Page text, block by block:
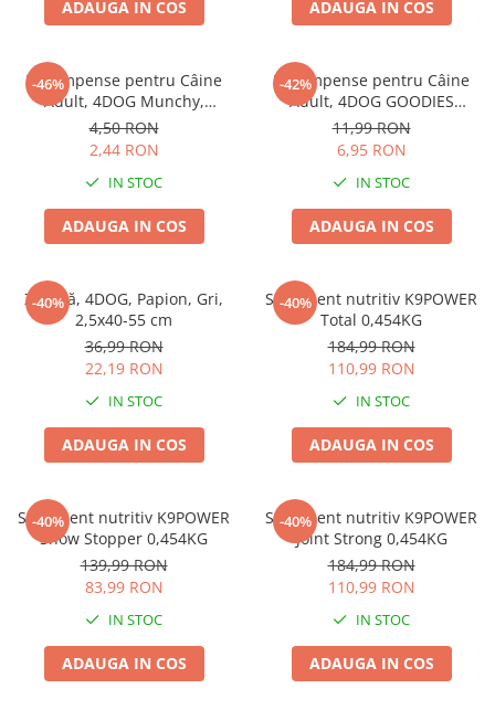
Pernuțe
Proteice
Umede
Îngrijire Pisici
Așternut Igienic Pisici
Igienă Pisici
Antiparazitare Pisici
Vitamine Pisici
Accesorii Pisici
Culcușuri & Saltele Pisici
Ansambluri Pisici
Castroane & Adapatori Pisici
Cuști & Genți Pisici
Litiere Pisici
Zgărzi & Hamuri
Păsări
Hrană Păsări
Meniuri Păsări
Suplimente Nutritive
Delicii Păsări
ADAUGA IN COS ADAUGA IN COS
-46%
Recompense pentru Câine
Adult, 4DOG Munchy,
Batoane, Vită, 12.5cm, 10
bucăți
4,50 RON
2,44 RON
IN STOC
ADAUGA IN COS
-42%
Recompense pentru Câine
Adult, 4DOG GOODIES
Barbecue, Cotlete de Miel,
100g
11,99 RON
6,95 RON
IN STOC
ADAUGA IN COS
-40%
Zgardă, 4DOG, Papion, Gri,
2,5x40-55 cm
36,99 RON
22,19 RON
IN STOC
ADAUGA IN COS
-40%
Supliment nutritiv K9POWER
Total 0,454KG
184,99 RON
110,99 RON
IN STOC
ADAUGA IN COS
-40%
Supliment nutritiv K9POWER
Show Stopper 0,454KG
139,99 RON
83,99 RON
IN STOC
ADAUGA IN COS
-40%
Supliment nutritiv K9POWER
Joint Strong 0,454KG
184,99 RON
110,99 RON
IN STOC
ADAUGA IN COS